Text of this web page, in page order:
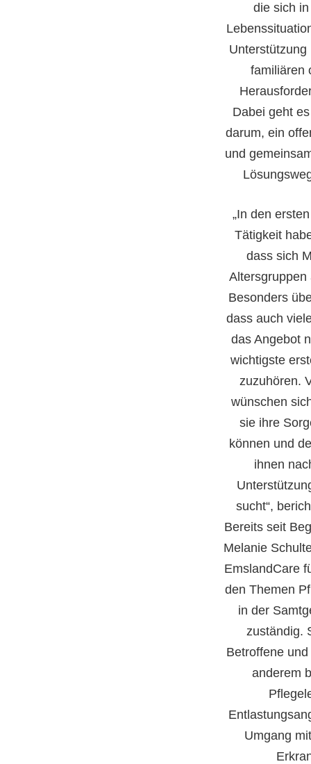
die sich
familiären
Dabei geht
darum, ein
und
„In den
Tätigkeit
dass sich
Altersgruppen
Besonders
dass auch
das Angebot
wichtigste
zuzuhören.
wünschen
sie ihre
können und
ihnen
sucht“,
Bereits seit
Melanie
EmslandCare
den Themen
in der
zuständig.
Betroffene
anderem
Umgang